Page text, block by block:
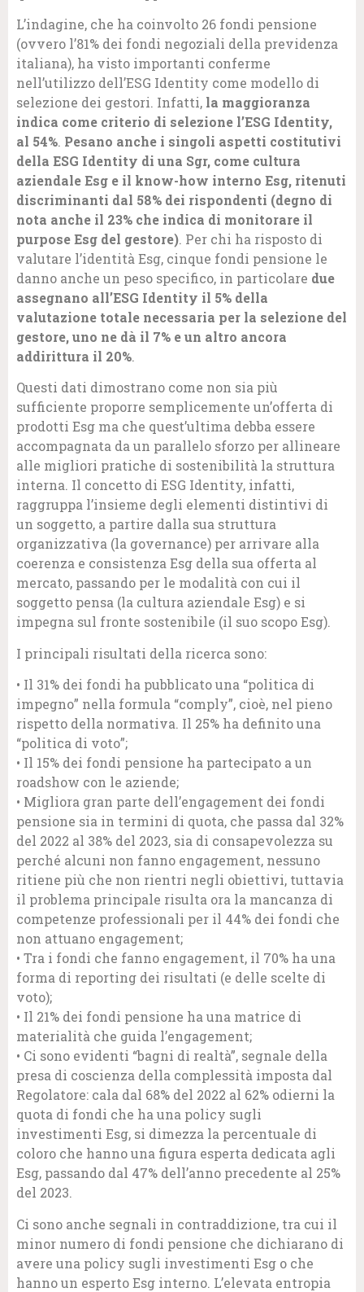
L’indagine, che ha coinvolto 26 fondi pensione
(ovvero l’81% dei fondi negoziali della previdenza
italiana), ha visto importanti conferme
nell’utilizzo dell’ESG Identity come modello di
selezione dei gestori. Infatti, la maggioranza
indica come criterio di selezione l’ESG Identity,
al 54%. Pesano anche i singoli aspetti costitutivi
della ESG Identity di una Sgr, come cultura
aziendale Esg e il know-how interno Esg, ritenuti
discriminanti dal 58% dei rispondenti (degno di
nota anche il 23% che indica di monitorare il
purpose Esg del gestore). Per chi ha risposto di
valutare l’identità Esg, cinque fondi pensione le
danno anche un peso specifico, in particolare due
assegnano all’ESG Identity il 5% della
valutazione totale necessaria per la selezione del
gestore, uno ne dà il 7% e un altro ancora
addirittura il 20%.
Questi dati dimostrano come non sia più
sufficiente proporre semplicemente un’offerta di
prodotti Esg ma che quest’ultima debba essere
accompagnata da un parallelo sforzo per allineare
alle migliori pratiche di sostenibilità la struttura
interna. Il concetto di ESG Identity, infatti,
raggruppa l’insieme degli elementi distintivi di
un soggetto, a partire dalla sua struttura
organizzativa (la governance) per arrivare alla
coerenza e consistenza Esg della sua offerta al
mercato, passando per le modalità con cui il
soggetto pensa (la cultura aziendale Esg) e si
impegna sul fronte sostenibile (il suo scopo Esg).
I principali risultati della ricerca sono:
• Il 31% dei fondi ha pubblicato una “politica di
impegno” nella formula “comply”, cioè, nel pieno
rispetto della normativa. Il 25% ha definito una
“politica di voto”;
• Il 15% dei fondi pensione ha partecipato a un
roadshow con le aziende;
• Migliora gran parte dell’engagement dei fondi
pensione sia in termini di quota, che passa dal 32%
del 2022 al 38% del 2023, sia di consapevolezza su
perché alcuni non fanno engagement, nessuno
ritiene più che non rientri negli obiettivi, tuttavia
il problema principale risulta ora la mancanza di
competenze professionali per il 44% dei fondi che
non attuano engagement;
• Tra i fondi che fanno engagement, il 70% ha una
forma di reporting dei risultati (e delle scelte di
voto);
• Il 21% dei fondi pensione ha una matrice di
materialità che guida l’engagement;
• Ci sono evidenti “bagni di realtà”, segnale della
presa di coscienza della complessità imposta dal
Regolatore: cala dal 68% del 2022 al 62% odierni la
quota di fondi che ha una policy sugli
investimenti Esg, si dimezza la percentuale di
coloro che hanno una figura esperta dedicata agli
Esg, passando dal 47% dell’anno precedente al 25%
del 2023.
Ci sono anche segnali in contraddizione, tra cui il
minor numero di fondi pensione che dichiarano di
avere una policy sugli investimenti Esg o che
hanno un esperto Esg interno. L’elevata entropia